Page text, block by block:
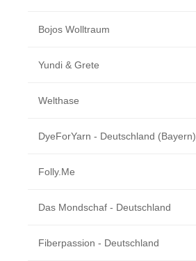
Bojos Wolltraum
Yundi & Grete
Welthase
DyeForYarn - Deutschland (Bayern)
Folly.me
Das Mondschaf - Deutschland
Fiberpassion - Deutschland